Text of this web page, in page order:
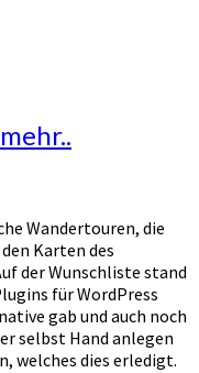
Wandertouren, die
Karten des
der Wunschliste stand
für WordPress
gab und auch noch
selbst Hand anlegen
welches dies erledigt.